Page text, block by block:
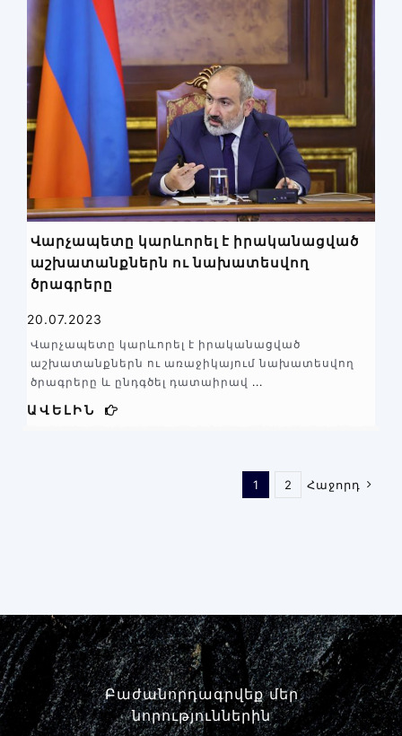
Վարչապետը կարևորել է իրականացված
աշխատանքներն ու նախատեսվող
ծրագրերը
20.07.2023
Վարչապետը կարևորել է իրականացված
աշխատանքներն ու առաջիկայում նախատեսվող
ծրագրերը և ընդգծել դատաիրավ ...
ԱՎԵԼԻՆ
1 2 Հաջորդ
Բաժանորդագրվեք մեր
նորություններին